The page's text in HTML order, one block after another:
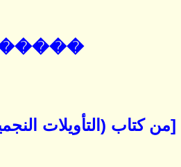
[من كتاب (التأويلات